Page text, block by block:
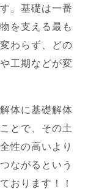
。基礎は一番
を支える最も
わらず、どの
工期などが変
体に基礎解体
とで、その土
性の高いより
ながるという
おります！！